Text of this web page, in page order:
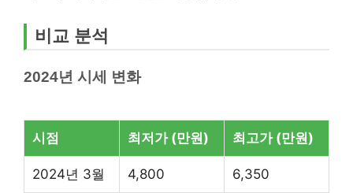
비교 분석
2024년 시세 변화
시점 최저가 (만원) 최고가 (만원)
2024년 3월 4,800 6,350